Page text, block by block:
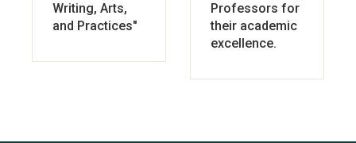
Writing, Arts,
and Practices"
Professors for
their academic
excellence.